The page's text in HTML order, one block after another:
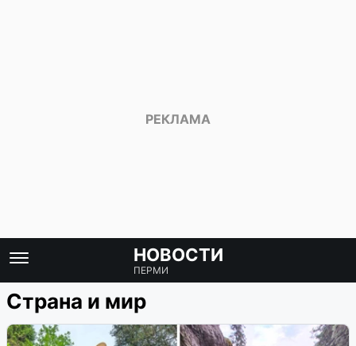
НОВОСТИ
ПЕРМИ
Страна и мир